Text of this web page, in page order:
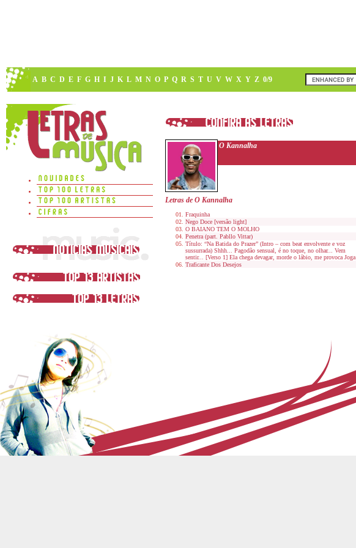
A B C D E F G H I J K L M N O P Q R S T U V W X Y Z 0/9
O Kannalha
Letras de O Kannalha
Fraquinha
Nego Doce [versão light]
O BAIANO TEM O MOLHO
Penetra (part. Pabllo Vittar)
Título: “Na Batida do Prazer” (Intro – com beat envolvente e voz
sussurrada) Shhh... Pagodão sensual, é no toque, no olhar... Vem
sentir... [Verso 1] Ela chega devagar, morde o lábio, me provoca Joga
Traficante Dos Desejos